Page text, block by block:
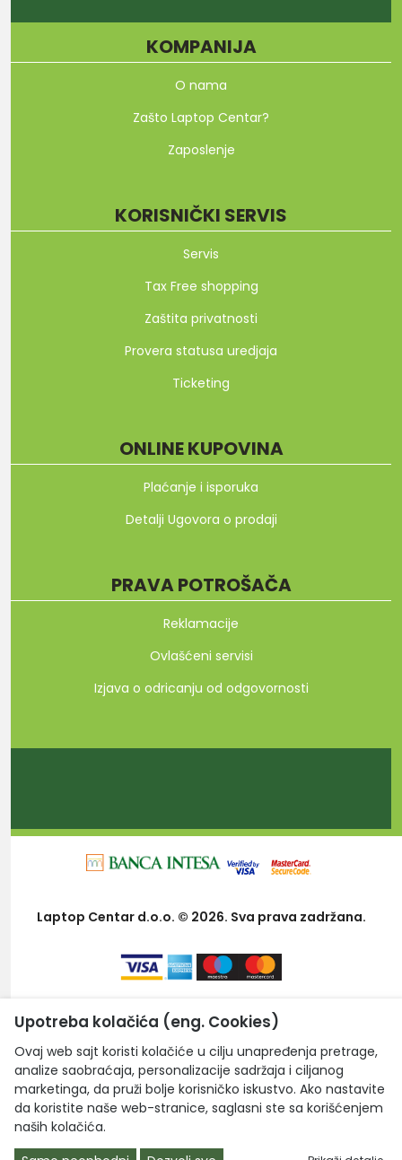
KOMPANIJA
O nama
Zašto Laptop Centar?
Zaposlenje
KORISNIČKI SERVIS
Servis
Tax Free shopping
Zaštita privatnosti
Provera statusa uredjaja
Ticketing
ONLINE KUPOVINA
Plaćanje i isporuka
Detalji Ugovora o prodaji
PRAVA POTROŠAČA
Reklamacije
Ovlašćeni servisi
Izjava o odricanju od odgovornosti
Laptop Centar d.o.o. © 2026. Sva prava zadržana.
Upotreba kolačića (eng. Cookies)
Ovaj web sajt koristi kolačiće u cilju unapređenja pretrage,
analize saobraćaja, personalizacije sadržaja i ciljanog
marketinga, da pruži bolje korisničko iskustvo. Ako nastavite
da koristite naše web-stranice, saglasni ste sa korišćenjem
naših kolačića.